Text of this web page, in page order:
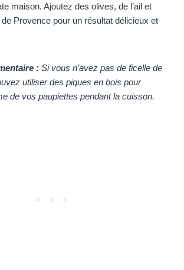
maison. Ajoutez des olives, de l’ail et
Provence pour un résultat délicieux et
: Si vous n’avez pas de ficelle de
utiliser des piques en bois pour
de vos paupiettes pendant la cuisson.